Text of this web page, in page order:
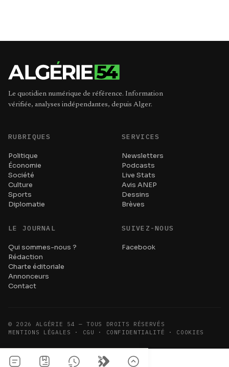
Le quotidien numérique de référence. Information
vérifiée, analyses indépendantes, depuis Alger.
RUBRIQUES
Politique
Économie
Société
Culture
Sports
Diplomatie
SERVICES
Newsletters
Podcasts
Live Stats
Avis ANEP
Dessins
Brèves
LE JOURNAL
Qui sommes-nous ?
Rédaction
Charte éditoriale
Annonceurs
Contact
SUIVEZ-NOUS
Facebook
© 2026
ALGÉRIE 54 — TOUS DROITS RÉSERVÉS
MENTIONS LÉGALES · CGU · CONFIDENTIALITÉ · COOKIES